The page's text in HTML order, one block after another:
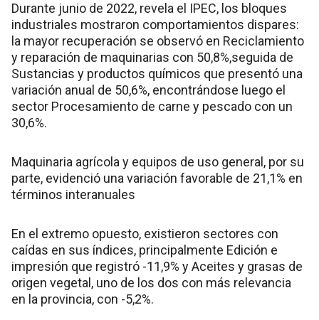
Durante junio de 2022, revela el IPEC, los bloques
industriales mostraron comportamientos dispares:
la mayor recuperación se observó en Reciclamiento
y reparación de maquinarias con 50,8%,seguida de
Sustancias y productos químicos que presentó una
variación anual de 50,6%, encontrándose luego el
sector Procesamiento de carne y pescado con un
30,6%.
Maquinaria agrícola y equipos de uso general, por su
parte, evidenció una variación favorable de 21,1% en
términos interanuales
En el extremo opuesto, existieron sectores con
caídas en sus índices, principalmente Edición e
impresión que registró -11,9% y Aceites y grasas de
origen vegetal, uno de los dos con más relevancia
en la provincia, con -5,2%.